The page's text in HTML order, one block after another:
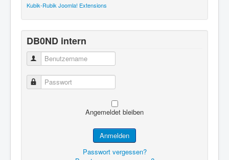
Kubik-Rubik Joomla! Extensions
DB0ND intern
Benutzername
Passwort
Angemeldet bleiben
Anmelden
Passwort vergessen?